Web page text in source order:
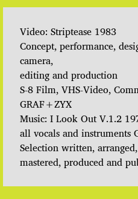
Video: Striptease 1983
Concept, performance,
camera,
editing and production
S-8 Film, VHS-Video,
GRAF+ZYX
Music: I Look Out V.1.2
all vocals and instruments
Selection written,
mastered, produced and